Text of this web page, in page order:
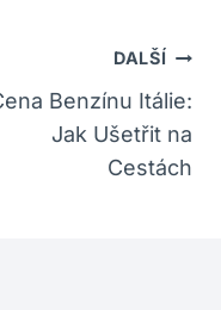
DALŠÍ
Benzínu Itálie:
Jak Ušetřit na
Cestách